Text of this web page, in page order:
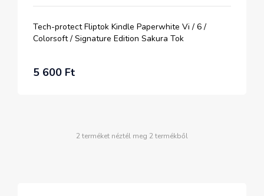
Tech-protect Fliptok Kindle Paperwhite Vi / 6 /
Colorsoft / Signature Edition Sakura Tok
5 600 Ft
2 terméket néztél meg 2 termékből